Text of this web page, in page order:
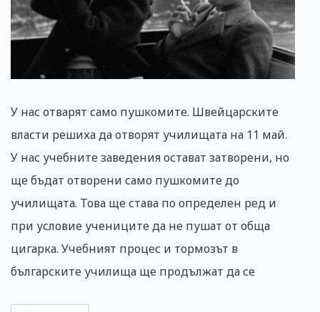
У нас отварят само пушкомите. Швейцарските
власти решиха да отворят училищата на 11 май.
У нас учебните заведения остават затворени, но
ще бъдат отворени само пушкомите до
училищата. Това ще става по определен ред и
при условие учениците да не пушат от обща
цигарка. Учебният процес и тормозът в
българските училища ще продължат да се